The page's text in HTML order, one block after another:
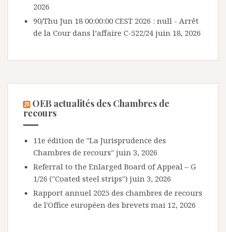
2026
90/Thu Jun 18 00:00:00 CEST 2026 : null - Arrêt
de la Cour dans l’affaire C-522/24 juin 18, 2026
OEB actualités des Chambres de
recours
11e édition de "La Jurisprudence des
Chambres de recours" juin 3, 2026
Referral to the Enlarged Board of Appeal – G
1/26 ("Coated steel strips") juin 3, 2026
Rapport annuel 2025 des chambres de recours
de l'Office européen des brevets mai 12, 2026